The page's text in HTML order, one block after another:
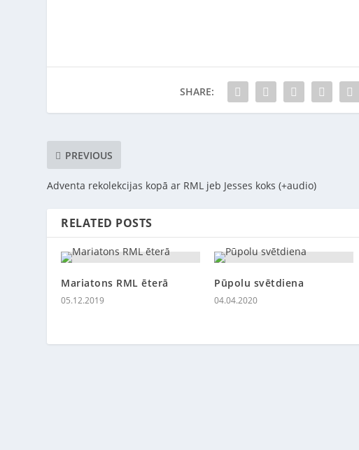
SHARE:
PREVIOUS
Adventa rekolekcijas kopā ar RML jeb Jesses koks (+audio)
RELATED POSTS
Mariatons RML ēterā
05.12.2019
Pūpolu svētdiena
04.04.2020